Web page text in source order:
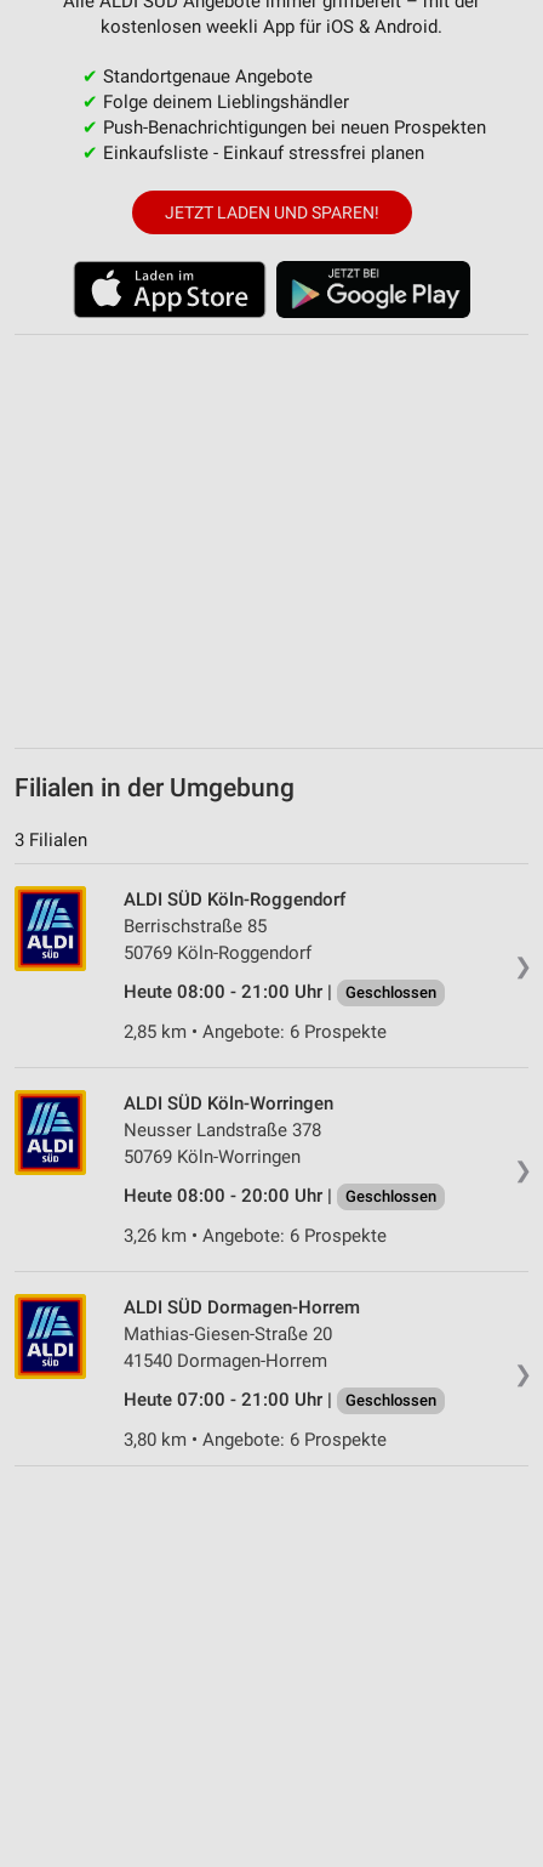
kostenlosen weekli App für iOS & Android.
✔ Standortgenaue Angebote
✔ Folge deinem Lieblingshändler
✔ Push-Benachrichtigungen bei neuen Prospekten
✔ Einkaufsliste - Einkauf stressfrei planen
JETZT LADEN UND SPAREN!
Filialen in der Umgebung
3 Filialen
❯
ALDI SÜD Köln-Roggendorf
Berrischstraße 85
50769 Köln-Roggendorf
Heute 08:00 - 21:00 Uhr |
Geschlossen
2,85 km • Angebote: 6 Prospekte
❯
ALDI SÜD Köln-Worringen
Neusser Landstraße 378
50769 Köln-Worringen
Heute 08:00 - 20:00 Uhr |
Geschlossen
3,26 km • Angebote: 6 Prospekte
❯
ALDI SÜD Dormagen-Horrem
Mathias-Giesen-Straße 20
41540 Dormagen-Horrem
Heute 07:00 - 21:00 Uhr |
Geschlossen
3,80 km • Angebote: 6 Prospekte